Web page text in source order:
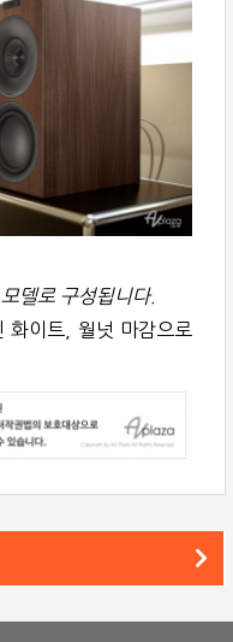
델로 구성됩니다.
화이트, 월넛 마감으로
DNP-2000NE 파격 할인 이벤
마란츠(Marantz) 네트워크 인티앰프 모델 60n(MODEL 60n) 룬 레디 지원